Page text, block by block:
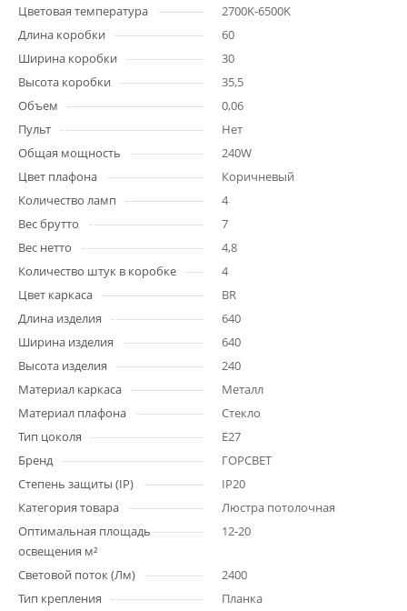
Цветовая температура
2700K-6500K
Длина коробки
60
Ширина коробки
30
Высота коробки
35,5
Объем
0,06
Пульт
Нет
Общая мощность
240W
Цвет плафона
Коричневый
Количество ламп
4
Вес брутто
7
Вес нетто
4,8
Количество штук в коробке
4
Цвет каркаса
BR
Длина изделия
640
Ширина изделия
640
Высота изделия
240
Материал каркаса
Металл
Материал плафона
Стекло
Тип цоколя
E27
Бренд
ГОРСВЕТ
Степень защиты (IP)
IP20
Категория товара
Люстра потолочная
Оптимальная площадь
освещения м²
12-20
Световой поток (Лм)
2400
Тип крепления
Планка